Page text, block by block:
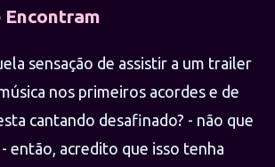
Encontram
sensação de assistir a um trailer
nos primeiros acordes e de
cantando desafinado? - não que
então, acredito que isso tenha